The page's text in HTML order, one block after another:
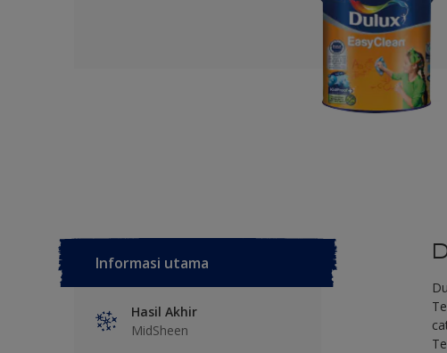
Informasi utama
Hasil Akhir
MidSheen